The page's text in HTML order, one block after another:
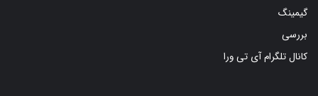
گیمینگ
بررسی
کانال تلگرام آی تی ورا